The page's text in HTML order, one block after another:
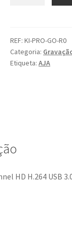
Pro
GO
REF:KI-PRO-GO-R0
Categoria:
Etiqueta:AJA
HD H.264 USB